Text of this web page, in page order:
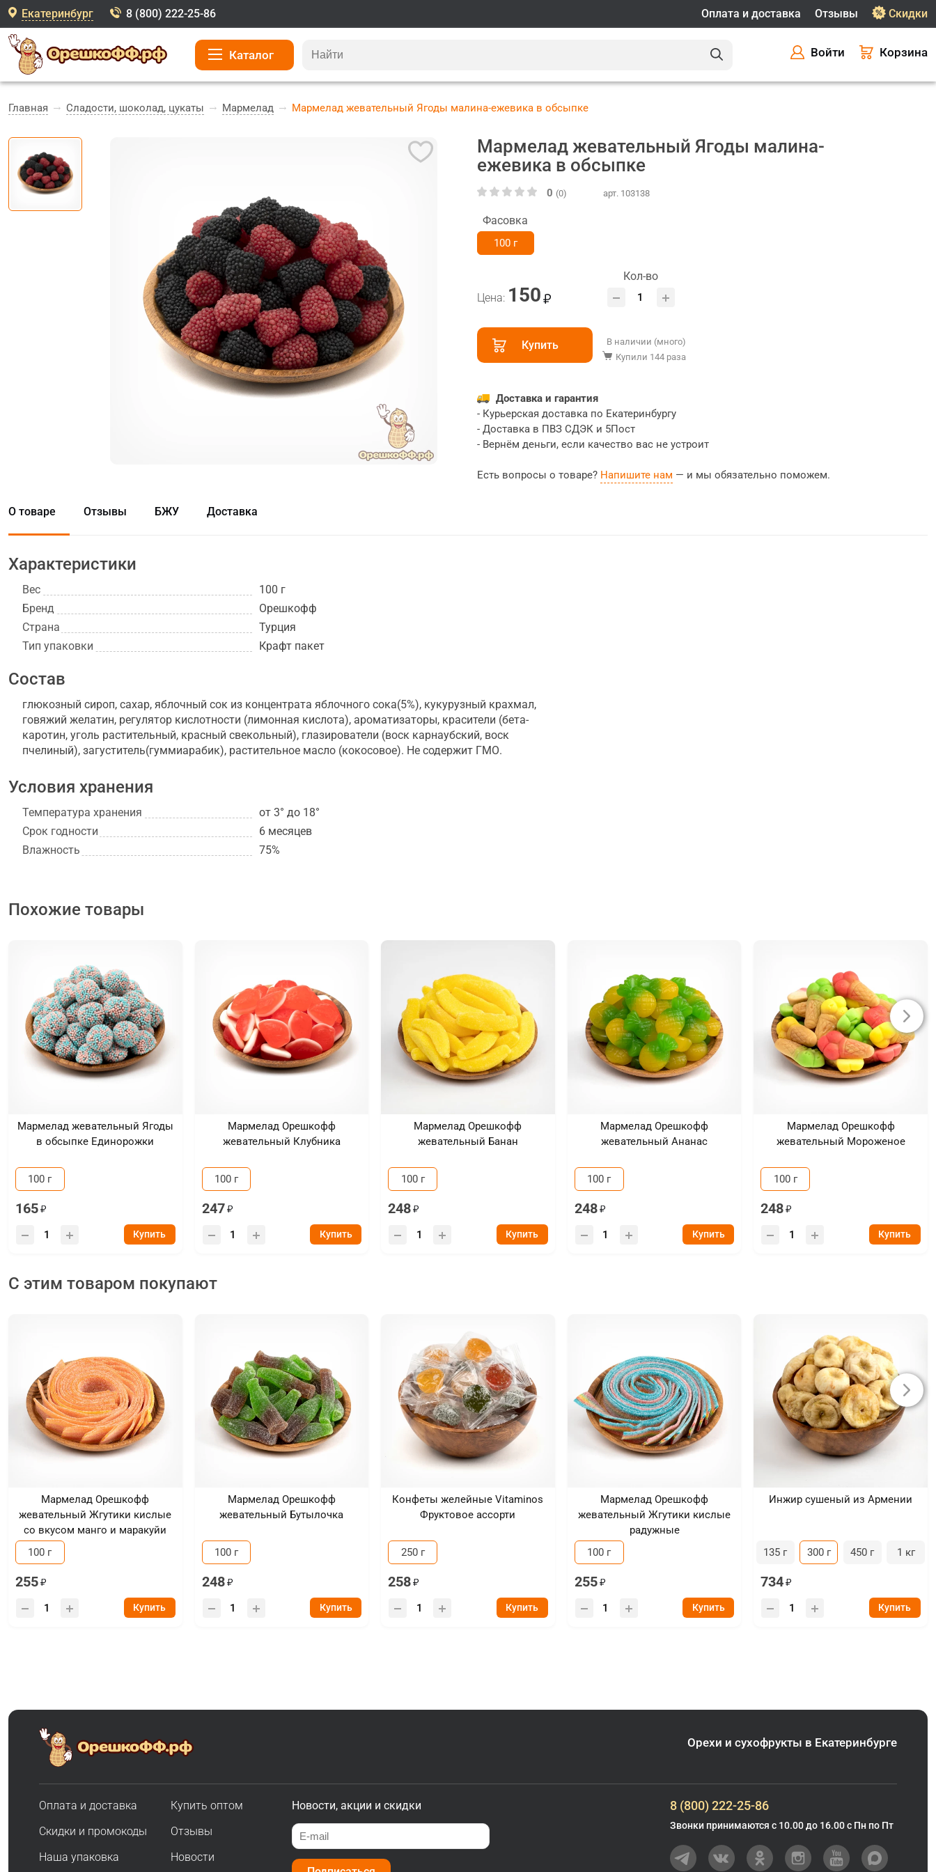
Екатеринбург 8 (800) 222-25-86 Скидки
Отзывы
Оплата и доставка
Каталог Войти Корзина
Главная Сладости, шоколад, цукаты Мармелад Мармелад жевательный Ягоды малина-ежевика в обсыпке
Мармелад жевательный Ягоды малина-
ежевика в обсыпке
0 (0) арт. 103138
Фасовка
100 г
Цена: 150
Кол-во
Купить
В наличии (много)
Купили 144 раза
Доставка и гарантия
- Курьерская доставка по Екатеринбургу
- Доставка в ПВЗ СДЭК и 5Пост
- Вернём деньги, если качество вас не устроит
Есть вопросы о товаре? Напишите нам — и мы обязательно поможем.
О товаре Отзывы БЖУ Доставка
Характеристики
Вес
100 г
Бренд
Орешкофф
Страна
Турция
Тип упаковки
Крафт пакет
Состав
глюкозный сироп, сахар, яблочный сок из концентрата яблочного сока(5%), кукурузный крахмал,
говяжий желатин, регулятор кислотности (лимонная кислота), ароматизаторы, красители (бета-
каротин, уголь растительный, красный свекольный), глазирователи (воск карнаубский, воск
пчелиный), загуститель(гуммиарабик), растительное масло (кокосовое). Не содержит ГМО.
Условия хранения
Температура хранения
от 3° до 18°
Срок годности
6 месяцев
Влажность
75%
Похожие товары
Мармелад жевательный Ягоды
в обсыпке Единорожки
100 г
165
Купить
Мармелад Орешкофф
жевательный Клубника
100 г
247
Купить
Мармелад Орешкофф
жевательный Банан
100 г
248
Купить
Мармелад Орешкофф
жевательный Ананас
100 г
248
Купить
Мармелад Орешкофф
жевательный Мороженое
100 г
248
Купить
С этим товаром покупают
Мармелад Орешкофф
жевательный Жгутики кислые
со вкусом манго и маракуйи
100 г
255
Купить
Мармелад Орешкофф
жевательный Бутылочка
100 г
248
Купить
Конфеты желейные Vitaminos
Фруктовое ассорти
250 г
258
Купить
Мармелад Орешкофф
жевательный Жгутики кислые
радужные
100 г
255
Купить
Инжир сушеный из Армении
135 г 300 г 450 г 1 кг
734
Купить
Орехи и сухофрукты в Екатеринбурге
Оплата и доставка
Скидки и промокоды
Наша упаковка
Купить оптом
Отзывы
Новости
Новости, акции и скидки 8 (800) 222-25-86
Звонки принимаются с 10.00 до 16.00 с Пн по Пт